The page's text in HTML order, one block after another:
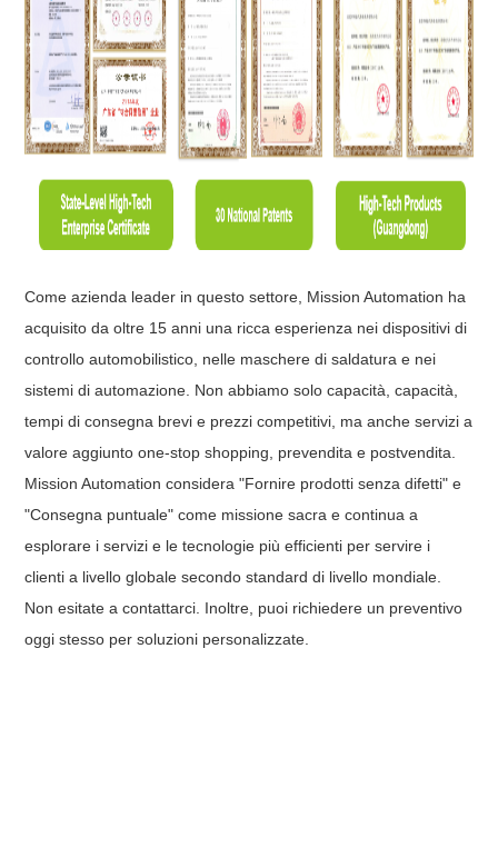
Come azienda leader in questo settore, Mission Automation ha
acquisito da oltre 15 anni una ricca esperienza nei dispositivi di
controllo automobilistico, nelle maschere di saldatura e nei
sistemi di automazione. Non abbiamo solo capacità, capacità,
tempi di consegna brevi e prezzi competitivi, ma anche servizi a
valore aggiunto one-stop shopping, prevendita e postvendita.
Mission Automation considera "Fornire prodotti senza difetti" e
"Consegna puntuale" come missione sacra e continua a
esplorare i servizi e le tecnologie più efficienti per servire i
clienti a livello globale secondo standard di livello mondiale.
Non esitate a contattarci. Inoltre, puoi richiedere un preventivo
oggi stesso per soluzioni personalizzate.